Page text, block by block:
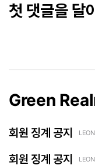
첫 댓글을 달
Green
회원 징계 공지
회원 징계 공지